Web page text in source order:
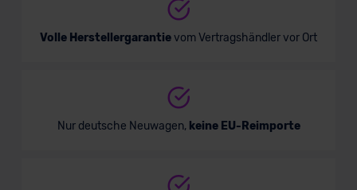
Volle Herstellergarantievom Vertragshändler vor Ort
Nur deutsche Neuwagen, keine EU-Reimporte